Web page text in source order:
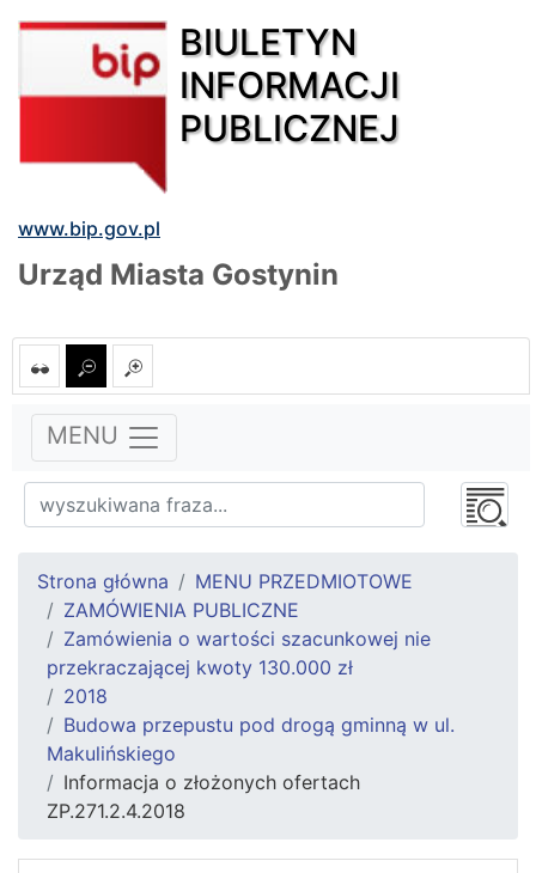
BIULETYN
INFORMACJI
PUBLICZNEJ
www.bip.gov.pl
Urząd Miasta Gostynin
MENU
Strona główna
MENU PRZEDMIOTOWE
ZAMÓWIENIA PUBLICZNE
Zamówienia o wartości szacunkowej nie
przekraczającej kwoty 130.000 zł
2018
Budowa przepustu pod drogą gminną w ul.
Makulińskiego
Informacja o złożonych ofertach
ZP.271.2.4.2018